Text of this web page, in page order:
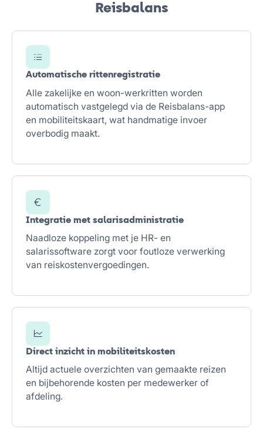
Reisbalans
Automatische rittenregistratie
Alle zakelijke en woon-werkritten worden
automatisch vastgelegd via de Reisbalans-app
en mobiliteitskaart, wat handmatige invoer
overbodig maakt.
Integratie met salarisadministratie
Naadloze koppeling met je HR- en
salarissoftware zorgt voor foutloze verwerking
van reiskostenvergoedingen.
Direct inzicht in mobiliteitskosten
Altijd actuele overzichten van gemaakte reizen
en bijbehorende kosten per medewerker of
afdeling.